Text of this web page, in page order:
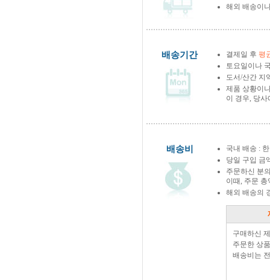
해외 배송이
배송기간 결제일 후 평
토요일이나
도서/산간 지
제품 상황이
이 경우, 당
배송비
국내 배송 :
당일 구입 금
주문하신 분
이때, 주문
해외 배송의
구매하신
주문한 상
배송비는